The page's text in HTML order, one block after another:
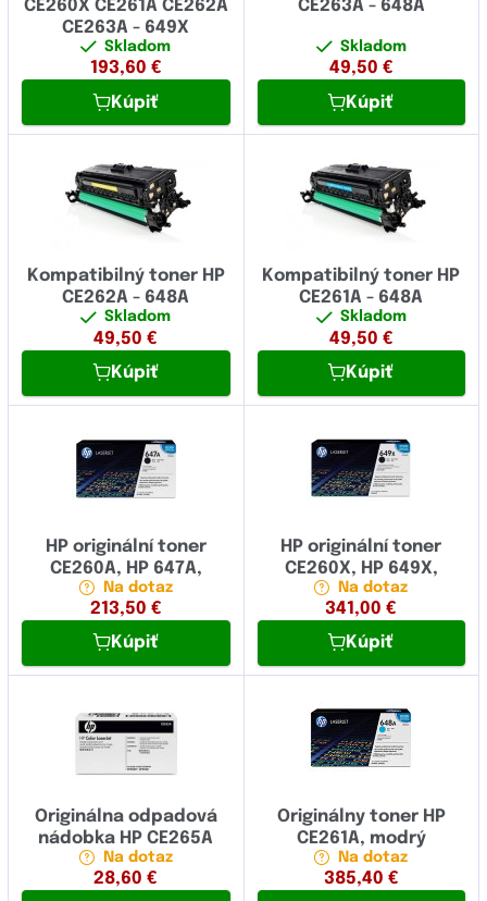
CE260X CE261A CE262A
CE263A - 649X
Skladom
193,60 €
Kúpiť
CE263A - 648A
Skladom
49,50 €
Kúpiť
Kompatibilný toner HP
CE262A - 648A
Skladom
49,50 €
Kúpiť
Kompatibilný toner HP
CE261A - 648A
Skladom
49,50 €
Kúpiť
HP originální toner
CE260A, HP 647A,
Na dotaz
213,50 €
Kúpiť
HP originální toner
CE260X, HP 649X,
Na dotaz
341,00 €
Kúpiť
Originálna odpadová
nádobka HP CE265A
Na dotaz
28,60 €
Originálny toner HP
CE261A, modrý
Na dotaz
385,40 €